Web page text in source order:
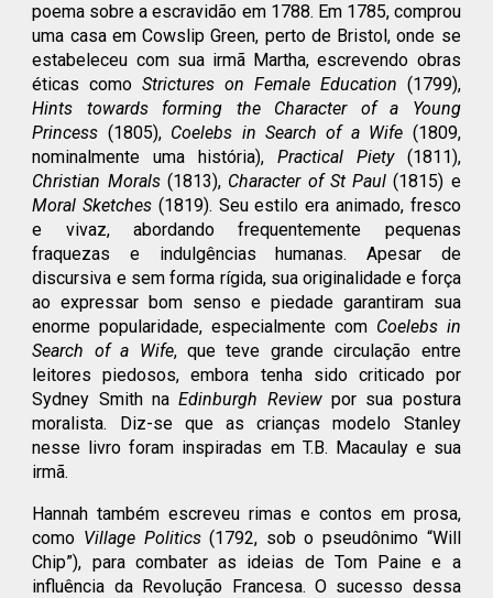
poema sobre a escravidão em 1788. Em 1785, comprou
uma casa em Cowslip Green, perto de Bristol, onde se
estabeleceu com sua irmã Martha, escrevendo obras
éticas comoStrictures on Female Education (1799),
Hints towards forming the Character of a Young
Princess (1805), Coelebs in Search of a Wife (1809,
nominalmente uma história), Practical Piety(1811),
Christian Morals(1813), Character of St Paul (1815) e
Moral Sketches (1819). Seu estilo era animado, fresco
e vivaz, abordando frequentemente pequenas
fraquezas e indulgências humanas. Apesar de
discursiva e sem forma rígida, sua originalidade e força
ao expressar bom senso e piedade garantiram sua
enorme popularidade, especialmente com Coelebs in
Search of a Wife, que teve grande circulação entre
leitores piedosos, embora tenha sido criticado por
Sydney Smith naEdinburgh Reviewpor sua postura
moralista. Diz-se que as crianças modelo Stanley
nesse livro foram inspiradas em T.B. Macaulay e sua
irmã.
Hannah também escreveu rimas e contos em prosa,
como Village Politics(1792, sob o pseudônimo “Will
Chip”), para combater as ideias de Tom Paine e a
influência da Revolução Francesa. O sucesso dessa